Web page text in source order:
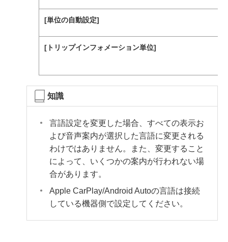
[‍単位の自動設定‍]
[‍トリップインフォメーション単位‍]
知識
言語設定を変更した場合、すべての表示お
よび音声案内が選択した言語に変更される
わけではありません。また、変更すること
によって、いくつかの案内が行われない場
合があります。
Apple CarPlay/Android Autoの言語は接続
している機器側で設定してください。